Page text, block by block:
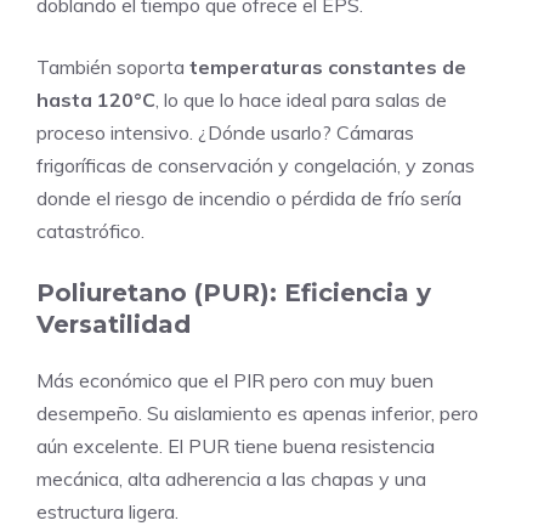
doblando el tiempo que ofrece el EPS.
También soporta temperaturas constantes de
hasta 120°C, lo que lo hace ideal para salas de
proceso intensivo. ¿Dónde usarlo? Cámaras
frigoríficas de conservación y congelación, y zonas
donde el riesgo de incendio o pérdida de frío sería
catastrófico.
Poliuretano (PUR): Eficiencia y
Versatilidad
Más económico que el PIR pero con muy buen
desempeño. Su aislamiento es apenas inferior, pero
aún excelente. El PUR tiene buena resistencia
mecánica, alta adherencia a las chapas y una
estructura ligera.